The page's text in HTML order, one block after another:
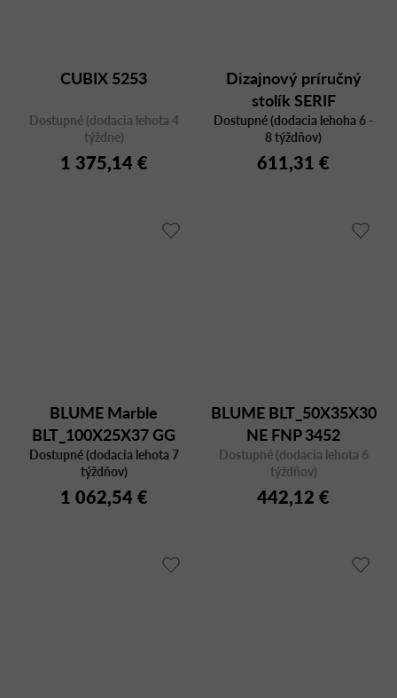
CUBIX 5253
Dostupné (dodacia lehota 4
týždne)
1 375,14 €
Dizajnový príručný
stolík SERIF
SE/OT/DD, dub,
okrúhly
Dostupné (dodacia lehoha 6 -
8 týždňov)
611,31 €
BLUME Marble
BLT_100X25X37 GG
MFP
Dostupné (dodacia lehota 7
týždňov)
1 062,54 €
BLUME BLT_50X35X30
NE FNP 3452
Dostupné (dodacia lehota 6
týždňov)
442,12 €